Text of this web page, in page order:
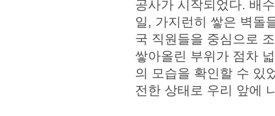
공사가 시작되었다. 배
일, 가지런히 쌓은 벽돌
국 직원들을 중심으로
쌓아올린 부위가 점차
의 모습을 확인할 수 있
전한 상태로 우리 앞에